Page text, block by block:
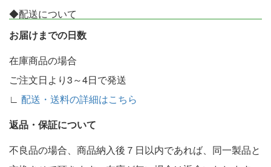
◆配送について
お届けまでの日数
在庫商品の場合
ご注文日より3～4日で発送
∟ 配送・送料の詳細はこちら
返品・保証について
不良品の場合、商品納入後７日以内であれば、同一製品と